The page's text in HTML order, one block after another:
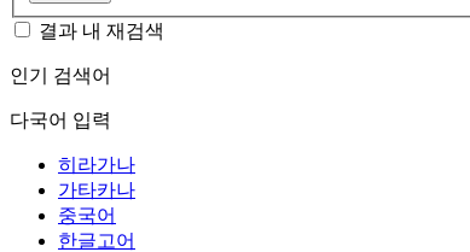
결과 내 재검색
인기 검색어
다국어 입력
히라가나
가타카나
중국어
한글고어